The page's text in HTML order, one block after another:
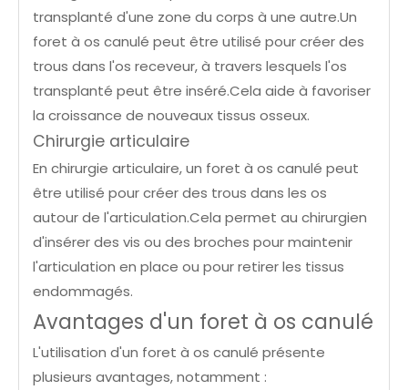
transplanté d'une zone du corps à une autre.Un
foret à os canulé peut être utilisé pour créer des
trous dans l'os receveur, à travers lesquels l'os
transplanté peut être inséré.Cela aide à favoriser
la croissance de nouveaux tissus osseux.
Chirurgie articulaire
En chirurgie articulaire, un foret à os canulé peut
être utilisé pour créer des trous dans les os
autour de l'articulation.Cela permet au chirurgien
d'insérer des vis ou des broches pour maintenir
l'articulation en place ou pour retirer les tissus
endommagés.
Avantages d'un foret à os canulé
L'utilisation d'un foret à os canulé présente
plusieurs avantages, notamment :